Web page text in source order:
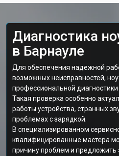
Диагностика
в Барнауле
Для обеспечения надежной
возможных неисправностей,
профессиональной
Такая проверка особенно
работы устройства, странных
проблемах с зарядкой.
В специализированном
квалифицированные мастера
причину проблем и